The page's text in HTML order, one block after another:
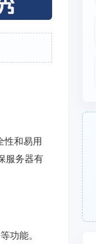
性和易用
服务器有
功能。